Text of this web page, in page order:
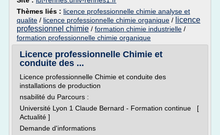
Thèmes liés : licence professionnelle chimie analyse et
qualite / licence professionnelle chimie organique / licence
professionnel chimie / formation chimie industrielle /
formation professionnelle chimie organique
Licence professionnelle Chimie et
conduite des ...
Licence professionnelle Chimie et conduite des
installations de production
nsabilité du Parcours :
Université Lyon 1 Claude Bernard - Formation continue [
Actualité ]
Demande d'informations